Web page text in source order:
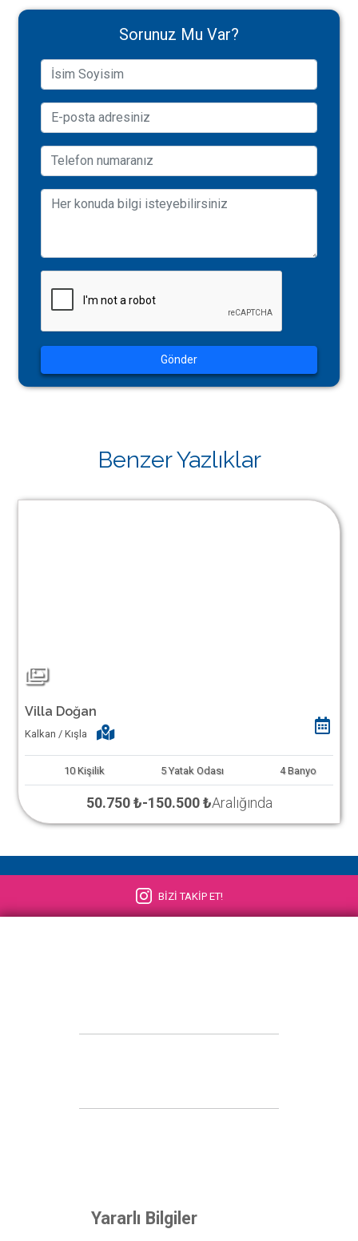
Sorunuz Mu Var?
Gönder
Benzer Yazlıklar
Villa Doğan
Kalkan / Kışla
10 Kişilik 5 Yatak Odası 4 Banyo
50.750 ₺-150.500 ₺Aralığında
BİZİ TAKİP ET!
Yararlı Bilgiler